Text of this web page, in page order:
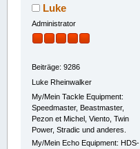
Luke
Administrator
Beiträge: 9286
Luke Rheinwalker
My/Mein Tackle Equipment:
Speedmaster, Beastmaster,
Pezon et Michel, Viento, Twin
Power, Stradic und anderes.
My/Mein Echo Equipment: HDS-